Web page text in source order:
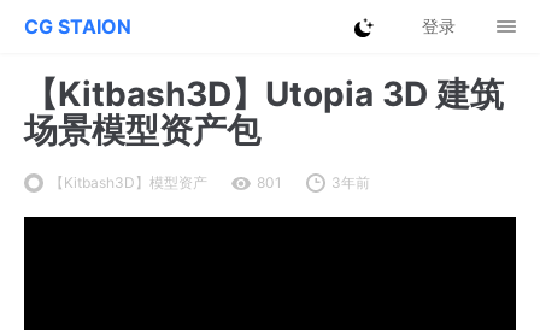
CG STAION 登录
【Kitbash3D】Utopia 3D 建筑
场景模型资产包
【Kitbash3D】模型资产 801 3年前